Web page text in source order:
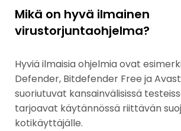
Mikä on hyvä ilmainen
virustorjuntaohjelma?
Hyviä ilmaisia ohjelmia ovat
Defender, Bitdefender Free ja
suoriutuvat kansainvälisissä
tarjoavat käytännössä riittävän
kotikäyttäjälle.